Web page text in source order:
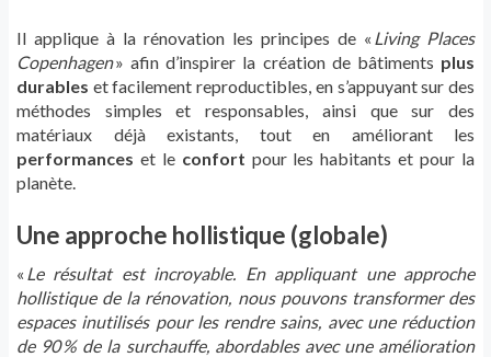
Il applique à la rénovation les principes de « Living Places
Copenhagen»afin d’inspirer la création de bâtiments plus
durables et facilement reproductibles, en s’appuyant sur des
méthodes simples et responsables, ainsi que sur des
matériaux déjàexistants, tout en améliorant les
performances et le confort pour les habitants et pour la
planète.
Une approche hollistique (globale)
« Le résultat est incroyable. En appliquant une approche
hollistique de la rénovation, nous pouvons transformer des
espaces inutilisés pour les rendre sains, avec une réduction
de 90 % de la surchauffe, abordables avec une amélioration